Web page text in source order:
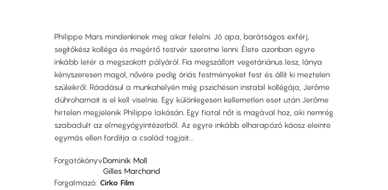
Philippe Mars mindenkinek meg akar felelni. Jó apa, barátságos exférj,
segítőkész kolléga és megértő testvér szeretne lenni. Élete azonban egyre
inkább letér a megszokott pályáról. Fia megszállott vegetáriánus lesz, lánya
kényszeresen magol, nővére pedig óriás festményeket fest és állít ki meztelen
szüleikről. Ráadásul a munkahelyén még pszichésen instabil kollégája, Jerôme
dührohamait is el kell viselnie. Egy különlegesen kellemetlen eset után Jerôme
hirtelen megjelenik Philippe lakásán. Egy fiatal nőt is magával hoz, aki nemrég
szabadult az elmegyógyintézetből. Az egyre inkább elharapózó káosz eleinte
egymás ellen fordítja a család tagjait...
ForgatókönyvDominik Moll
Gilles Marchand
Forgalmazó Cirko Film